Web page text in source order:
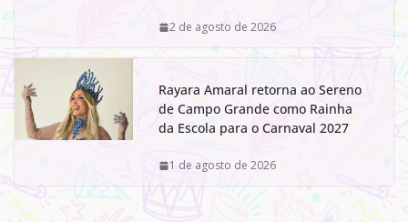
2 de agosto de 2026
Rayara Amaral retorna ao Sereno
de Campo Grande como Rainha
da Escola para o Carnaval 2027
1 de agosto de 2026